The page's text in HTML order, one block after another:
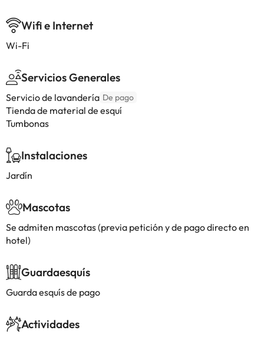
Wifi e Internet
Wi-Fi
Servicios Generales
Servicio de lavandería De pago
Tienda de material de esquí
Tumbonas
Instalaciones
Jardín
Mascotas
Se admiten mascotas (previa petición y de pago directo en
hotel)
Guardaesquís
Guarda esquís de pago
Actividades